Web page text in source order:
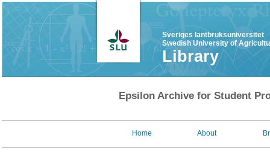
Sveriges lantbruksuniversitet
Swedish University of
Library
Epsilon Archive for Student
Home About